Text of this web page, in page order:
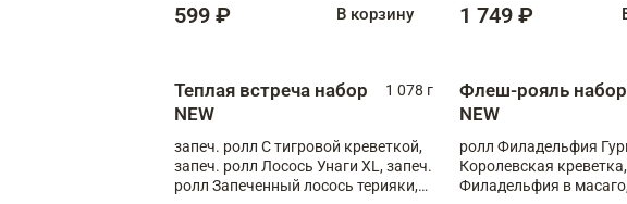
599 ₽ В корзину 1 749 ₽
Теплая встреча набор
NEW
1 078 г
запеч. ролл С тигровой креветкой,
запеч. ролл Лосось Унаги XL, запеч.
ролл Запеченный лосось терияки,
Флеш-рояль набор
NEW
ролл Филадельфия
Королевская
Филадельфия в